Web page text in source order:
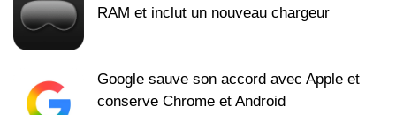
RAM et inclut un nouveau chargeur
Google sauve son accord avec Apple et
conserve Chrome et Android